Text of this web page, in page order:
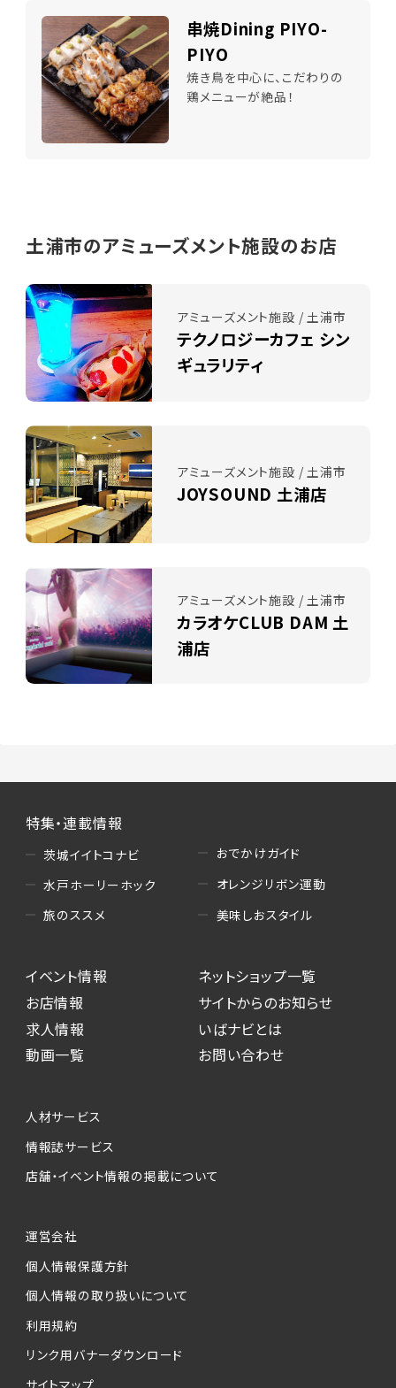
串焼Dining PIYO-
PIYO
焼き鳥を中心に、こだわりの
鶏メニューが絶品！
土浦市のアミューズメント施設のお店
アミューズメント施設 / 土浦市
テクノロジーカフェ シン
ギュラリティ
アミューズメント施設 / 土浦市
JOYSOUND 土浦店
アミューズメント施設 / 土浦市
カラオケCLUB DAM 土
浦店
特集・連載情報
茨城イイトコナビ
水戸ホーリーホック
旅のススメ
おでかけガイド
オレンジリボン運動
美味しおスタイル
イベント情報
お店情報
求人情報
動画一覧
ネットショップ一覧
サイトからのお知らせ
いばナビとは
お問い合わせ
人材サービス
情報誌サービス
店舗・イベント情報の掲載について
運営会社
個人情報保護方針
個人情報の取り扱いについて
利用規約
リンク用バナーダウンロード
サイトマップ